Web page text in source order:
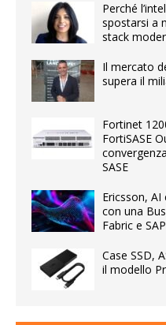
Perché
spostarsi a
stack
Il mercato
supera il
Fortinet
FortiSASE
SASE
Ericsson, AI
con una
Fabric e SAP
Case SSD,
il modello